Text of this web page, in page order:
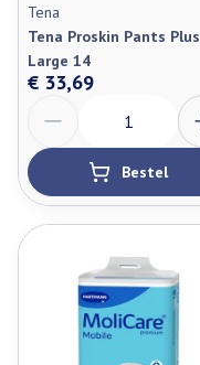
Tena
Tena Proskin Pants Plus
Large 14
€ 33,69
Bestel